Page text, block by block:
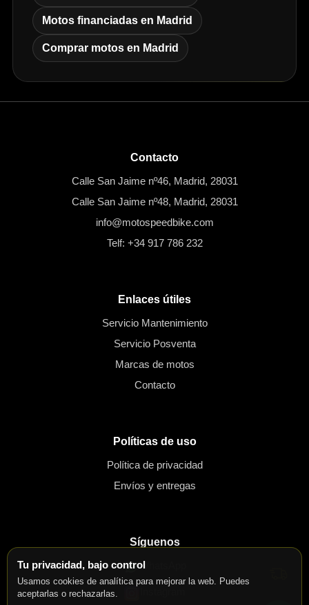
Tu privacidad, bajo control
Usamos cookies de analítica para mejorar la web. Puedes
aceptarlas o rechazarlas.
Motos financiadas en Madrid
Comprar motos en Madrid
Contacto
Calle San Jaime nº46, Madrid, 28031
Calle San Jaime nº48, Madrid, 28031
info@motospeedbike.com
Telf: +34 917 786 232
Enlaces útiles
Servicio Mantenimiento
Servicio Posventa
Marcas de motos
Contacto
Políticas de uso
Política de privacidad
Envíos y entregas
Síguenos
WhatsApp